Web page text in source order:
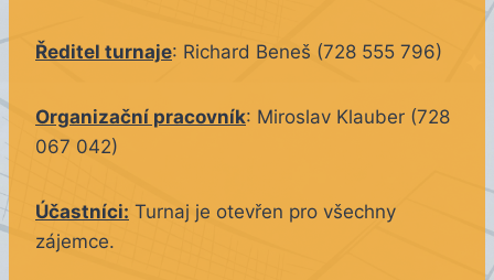
Ředitel turnaje: Richard Beneš (728 555 796)
Organizační pracovník: Miroslav Klauber (728
067 042)
Účastníci: Turnaj je otevřen pro všechny
zájemce.